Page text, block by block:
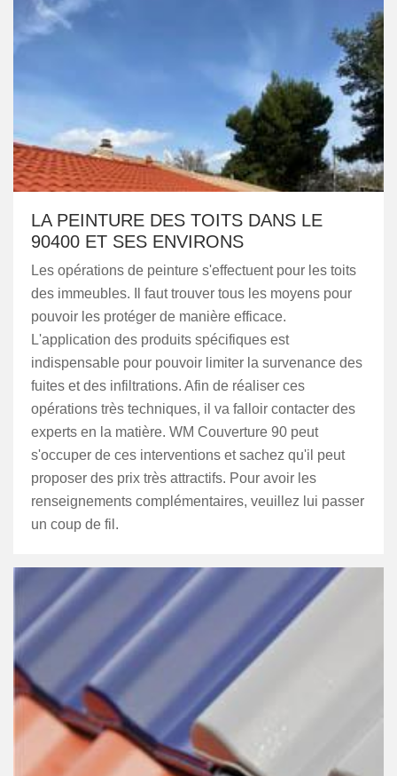
LA PEINTURE DES TOITS DANS LE
90400 ET SES ENVIRONS
Les opérations de peinture s'effectuent pour les toits
des immeubles. Il faut trouver tous les moyens pour
pouvoir les protéger de manière efficace.
L'application des produits spécifiques est
indispensable pour pouvoir limiter la survenance des
fuites et des infiltrations. Afin de réaliser ces
opérations très techniques, il va falloir contacter des
experts en la matière. WM Couverture 90 peut
s'occuper de ces interventions et sachez qu'il peut
proposer des prix très attractifs. Pour avoir les
renseignements complémentaires, veuillez lui passer
un coup de fil.